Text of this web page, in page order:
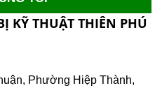
KỸ THUẬT THIÊN PHÚ
Phường Hiệp Thành,